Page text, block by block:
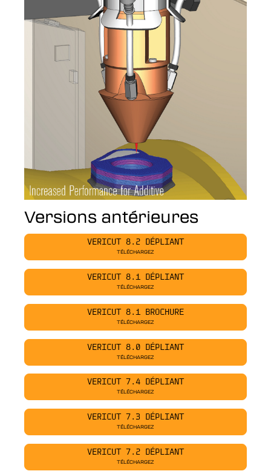
Versions antérieures
VERICUT 8.2 DÉPLIANT
TÉLÉCHARGEZ
VERICUT 8.1 DÉPLIANT
TÉLÉCHARGEZ
VERICUT 8.1 BROCHURE
TÉLÉCHARGEZ
VERICUT 8.0 DÉPLIANT
TÉLÉCHARGEZ
VERICUT 7.4 DÉPLIANT
TÉLÉCHARGEZ
VERICUT 7.3 DÉPLIANT
TÉLÉCHARGEZ
VERICUT 7.2 DÉPLIANT
TÉLÉCHARGEZ